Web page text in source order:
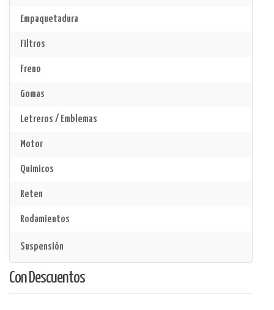
Empaquetadura
Filtros
Freno
Gomas
Letreros / Emblemas
Motor
Quimicos
Reten
Rodamientos
Suspensión
Con Descuentos